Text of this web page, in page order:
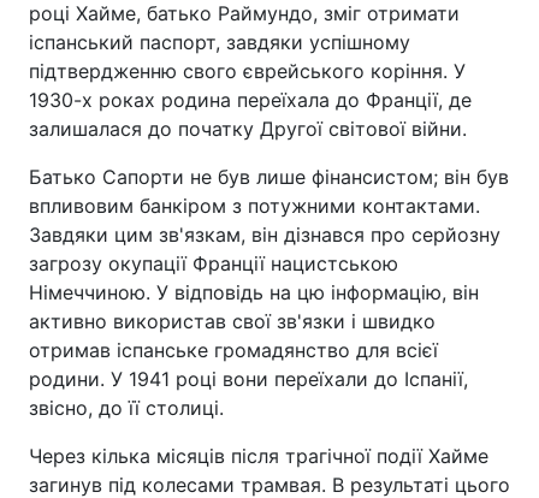
році Хайме, батько Раймундо, зміг отримати
іспанський паспорт, завдяки успішному
підтвердженню свого єврейського коріння. У
1930-х роках родина переїхала до Франції, де
залишалася до початку Другої світової війни.
Батько Сапорти не був лише фінансистом; він був
впливовим банкіром з потужними контактами.
Завдяки цим зв'язкам, він дізнався про серйозну
загрозу окупації Франції нацистською
Німеччиною. У відповідь на цю інформацію, він
активно використав свої зв'язки і швидко
отримав іспанське громадянство для всієї
родини. У 1941 році вони переїхали до Іспанії,
звісно, до її столиці.
Через кілька місяців після трагічної події Хайме
загинув під колесами трамвая. В результаті цього